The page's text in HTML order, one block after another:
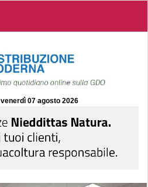
venerdì 07 agosto 2026